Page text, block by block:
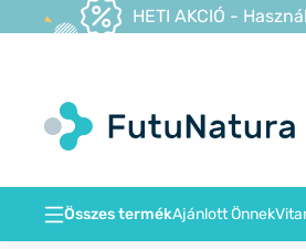
HETI AKCIÓ -
Összes termékAjánlott Önnek